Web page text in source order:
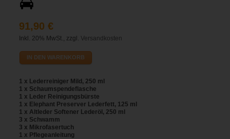
91,90 €
Inkl. 20% MwSt., zzgl. Versandkosten
IN DEN WARENKORB
1 x Lederreiniger Mild, 250 ml
1 x Schaumspendeflasche
1 x Leder Reinigungsbürste
1 x Elephant Preserver Lederfett, 125 ml
1 x Altleder Softener Lederöl, 250 ml
3 x Schwamm
3 x Mikrofasertuch
1 x Pflegeanleitung